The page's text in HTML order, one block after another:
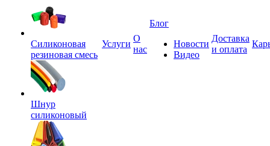
Силиконовая
резиновая смесь
Шнур
силиконовый
Услуги
О
нас
Блог
Новости
Видео
Доставка
и оплата